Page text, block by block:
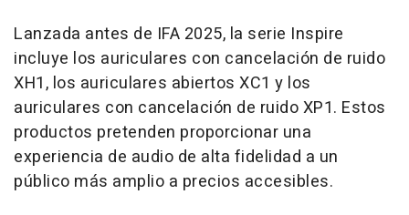
Lanzada antes de IFA 2025, la serie Inspire
incluye los auriculares con cancelación de ruido
XH1, los auriculares abiertos XC1 y los
auriculares con cancelación de ruido XP1. Estos
productos pretenden proporcionar una
experiencia de audio de alta fidelidad a un
público más amplio a precios accesibles.